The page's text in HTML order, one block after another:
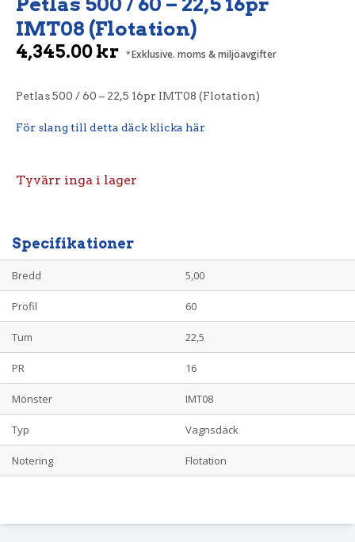
IMT08 (Flotation)
4,345.00kr Exklusive. moms & miljöavgifter
Petlas 500 / 60 – 22,5 16pr IMT08 (Flotation)
För slang till detta däck klicka här
Tyvärr inga i lager
Specifikationer
Bredd 5,00
Profil 60
Tum 22,5
PR 16
Mönster IMT08
Typ Vagnsdäck
Notering Flotation